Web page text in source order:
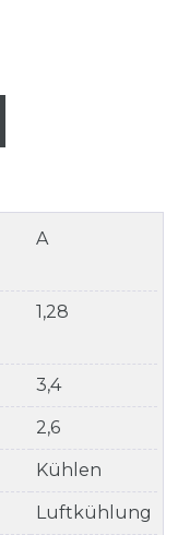
A
1,28
3,4
2,6
Kühlen
Luftkühlung